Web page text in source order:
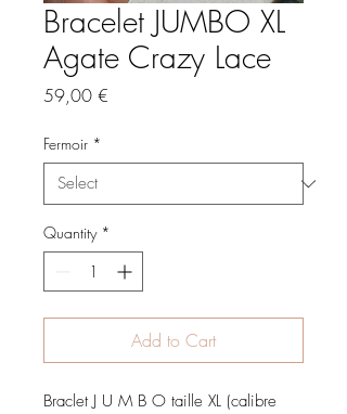
Bracelet JUMBO XL
Agate Crazy Lace
59,00 €
Fermoir *
Quantity *
Add to Cart
Braclet J U M B O taille XL (calibre